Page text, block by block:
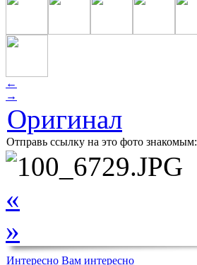
←
→
Оригинал
Отправь ссылку на это фото знакомым:
«
»
Интересно Вам интересно